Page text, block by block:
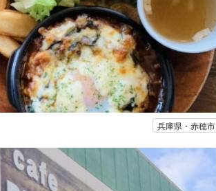
兵庫県・赤穂市